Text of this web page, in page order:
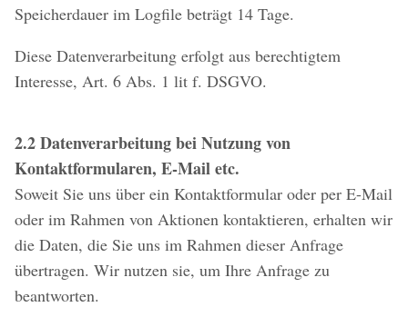
Speicherdauer im Logfile beträgt 14 Tage.
Diese Datenverarbeitung erfolgt aus berechtigtem
Interesse, Art. 6 Abs. 1 lit f. DSGVO.
2.2 Datenverarbeitung bei Nutzung von
Kontaktformularen, E-Mail etc.
Soweit Sie uns über ein Kontaktformular oder per E-Mail
oder im Rahmen von Aktionen kontaktieren, erhalten wir
die Daten, die Sie uns im Rahmen dieser Anfrage
übertragen. Wir nutzen sie, um Ihre Anfrage zu
beantworten.